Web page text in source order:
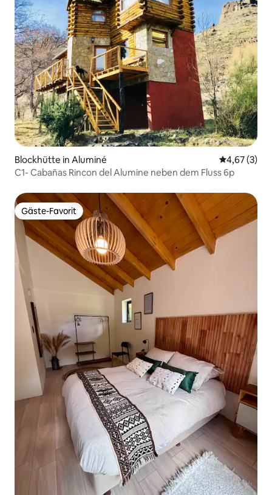
Blockhütte in Aluminé
4,67 (3)
C1- Cabañas Rincon del Alumine neben dem Fluss 6p
Gäste-Favorit
Gäste-Favorit